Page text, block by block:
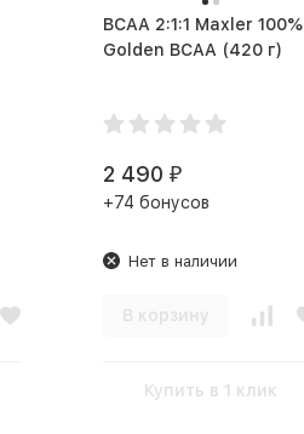
BCAA 2:1:1 Maxler 100%
Golden BCAA (420 г)
2 490 ₽
+74 бонусов
Нет в наличии
В корзину
Купить в 1 клик